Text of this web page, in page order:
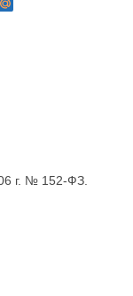
г. № 152-ФЗ.